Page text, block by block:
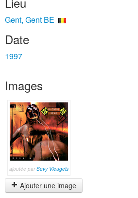
Gent, Gent BE
Date
1997
Images
ajoutée parSevy Vleugels
Ajouter une image